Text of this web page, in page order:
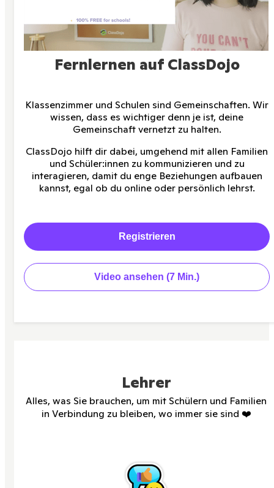
Fernlernen auf ClassDojo
Klassenzimmer und Schulen sind Gemeinschaften. Wir
wissen, dass es wichtiger denn je ist, deine
Gemeinschaft vernetzt zu halten.
ClassDojo hilft dir dabei, umgehend mit allen Familien
und Schüler:innen zu kommunizieren und zu
interagieren, damit du enge Beziehungen aufbauen
kannst, egal ob du online oder persönlich lehrst.
Registrieren
Video ansehen (7 Min.)
Lehrer
Alles, was Sie brauchen, um mit Schülern und Familien
in Verbindung zu bleiben, wo immer sie sind ❤️